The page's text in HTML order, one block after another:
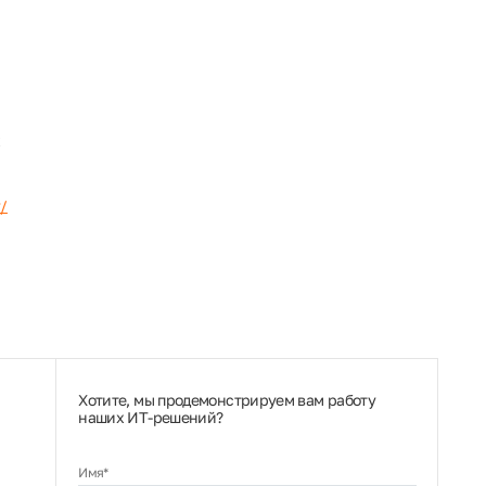
Хотите, мы продемонстрируем вам работу
наших ИТ‑решений?
Имя*